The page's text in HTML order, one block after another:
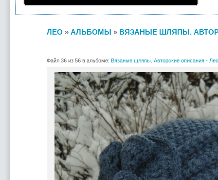
ЛЕО » АЛЬБОМЫ » ВЯЗАНЫЕ ШЛЯПЫ.
Файл 36 из 56 в альбоме: Вязаные шляпы. Авторские описания - Лео